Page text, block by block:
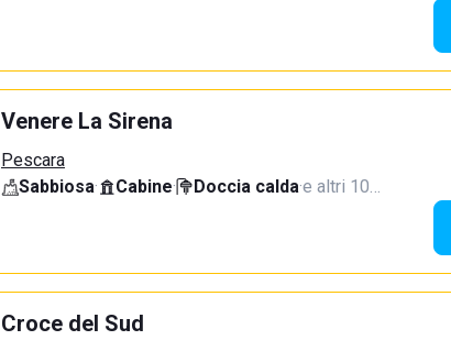
Venere La Sirena
Pescara
Sabbiosa· Cabine· Doccia calda·e altri 10…
Croce del Sud